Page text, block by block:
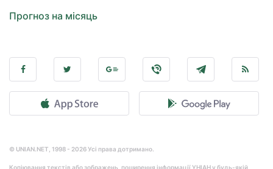
Прогноз на місяць
© UNIAN.NET, 1998 - 2026 Усі права дотримано.
Копіювання текстів або зображень, поширення інформації УНІАН у будь-якій